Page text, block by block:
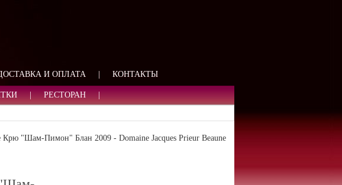
МЕНЯ
И ОПЛАТА КОНТАКТЫ
РЕСТОРАН
"Шам-Пимон" Блан 2009 - Domaine Jacques Prieur Beaune